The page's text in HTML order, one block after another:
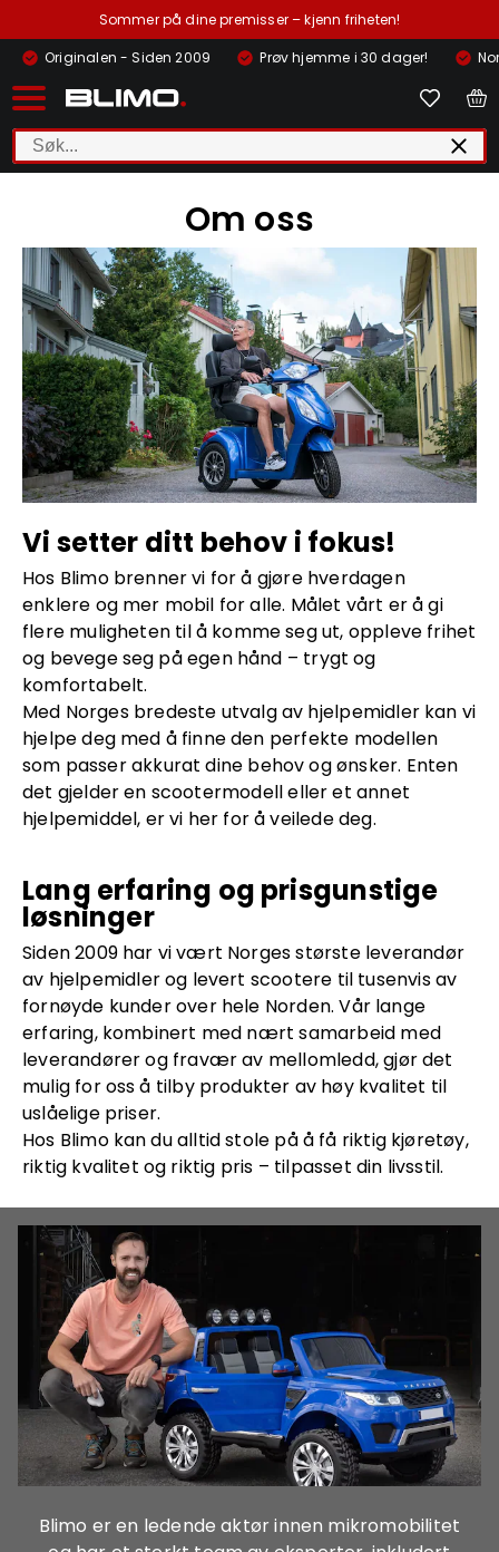
Sommer på dine premisser – kjenn friheten!
Originalen - Siden 2009
Prøv hjemme i 30 dager!
Om oss
Vi setter ditt behov i fokus!
Hos Blimo brenner vi for å gjøre hverdagen
enklere og mer mobil for alle. Målet vårt er å gi
flere muligheten til å komme seg ut, oppleve frihet
og bevege seg på egen hånd – trygt og
komfortabelt.
Med Norges bredeste utvalg av hjelpemidler kan vi
hjelpe deg med å finne den perfekte modellen
som passer akkurat dine behov og ønsker. Enten
det gjelder en scootermodell eller et annet
hjelpemiddel, er vi her for å veilede deg.
Lang erfaring og prisgunstige
løsninger
Siden 2009 har vi vært Norges største leverandør
av hjelpemidler og levert scootere til tusenvis av
fornøyde kunder over hele Norden. Vår lange
erfaring, kombinert med nært samarbeid med
leverandører og fravær av mellomledd, gjør det
mulig for oss å tilby produkter av høy kvalitet til
uslåelige priser.
Hos Blimo kan du alltid stole på å få riktig kjøretøy,
riktig kvalitet og riktig pris – tilpasset din livsstil.
Blimo er en ledende aktør innen mikromobilitet